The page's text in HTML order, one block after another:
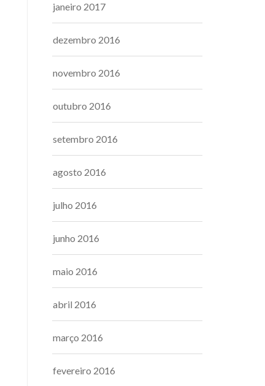
janeiro 2017
dezembro 2016
novembro 2016
outubro 2016
setembro 2016
agosto 2016
julho 2016
junho 2016
maio 2016
abril 2016
março 2016
fevereiro 2016